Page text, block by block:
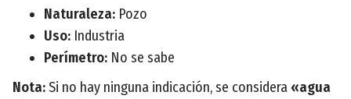
Naturaleza: Pozo
Uso: Industria
Perímetro: No se sabe
Nota:Si no hay ninguna indicación, se considera «agua